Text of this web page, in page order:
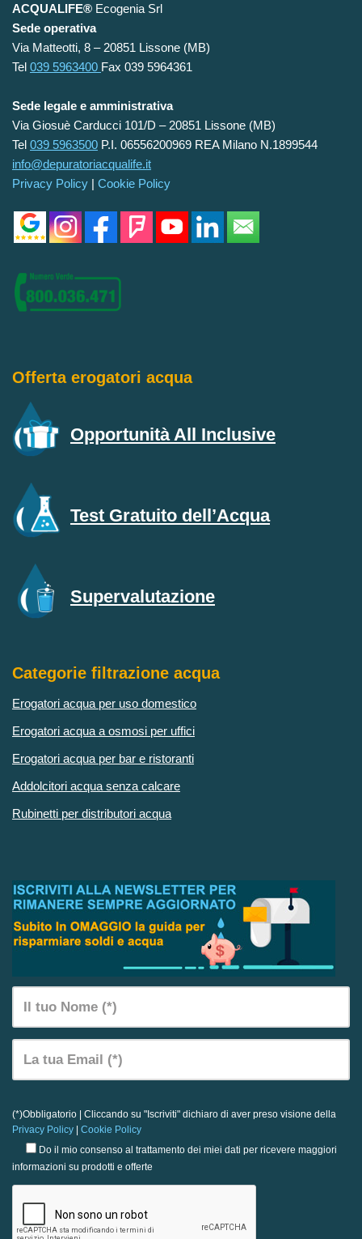
ACQUALIFE® Ecogenia Srl
Sede operativa
Via Matteotti, 8 – 20851 Lissone (MB)
Tel 039 5963400 Fax 039 5964361
Sede legale e amministrativa
Via Giosuè Carducci 101/D – 20851 Lissone (MB)
Tel 039 5963500 P.I. 06556200969 REA Milano N.1899544
info@depuratoriacqualife.it
Privacy Policy | Cookie Policy
Offerta erogatori acqua
Opportunità All Inclusive
Test Gratuito dell’Acqua
Supervalutazione
Categorie filtrazione acqua
Erogatori acqua per uso domestico
Erogatori acqua a osmosi per uffici
Erogatori acqua per bar e ristoranti
Addolcitori acqua senza calcare
Rubinetti per distributori acqua
(*)Obbligatorio | Cliccando su "Iscriviti" dichiaro di aver preso visione della
Privacy Policy
Cookie Policy
Do il mio consenso al trattamento dei miei dati per ricevere maggiori
informazioni su prodotti e offerte